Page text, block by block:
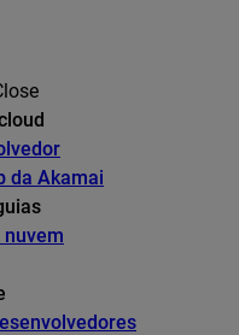
da Akamai
nuvem